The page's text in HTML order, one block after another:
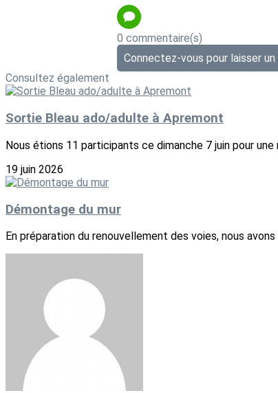
0 commentaire(s)
Connectez-vous pour laisser
Consultez également
Sortie Bleau ado/adulte à Apremont
Nous étions 11 participants ce dimanche 7 juin pour
19 juin 2026
Démontage du mur
En préparation du renouvellement des voies, nous